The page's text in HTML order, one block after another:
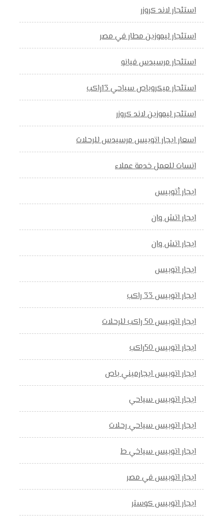
استئجار لاند كروزر
استئجار ليموزين مطار في مصر
استئجار مرسيدس فيانو
استئجار ميكروباص سياحي 13راكب
استئجر ليموزين لاند كروزر
اسعار ايجار اتوبيس مرسيدس للرحلات
انسات للعمل خدمة عملاء
ايجار أتوبيس
ايجار اتش وان
ايجار اتش وان
ايجار اتوبيس
ايجار اتوبيس 33 راكب
ايجار اتوبيس 50 راكب للرحلات
ايجار اتوبيس 50راكب
ايجار اتوبيس ايجارميني باص
ايجار اتوبيس سياحي
ايجار اتوبيس سياحي رحلات
ايجار اتوبيس سياخي ط
ايجار اتوبيس في مصر
ايجار اتوبيس كوستر